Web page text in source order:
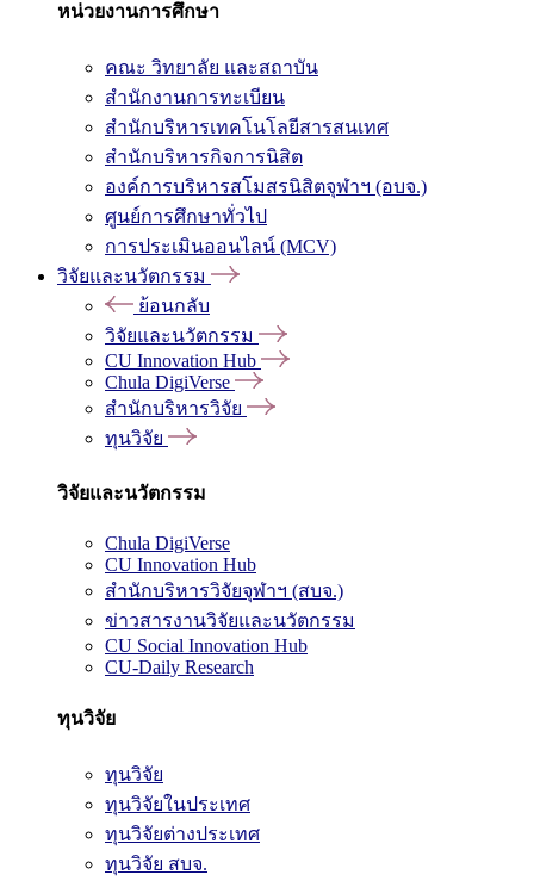
หน่วยงานการศึกษา
คณะ วิทยาลัย และสถาบัน
สำนักงานการทะเบียน
สำนักบริหารเทคโนโลยีสารสนเทศ
สำนักบริหารกิจการนิสิต
องค์การบริหารสโมสรนิสิตจุฬาฯ (อบจ.)
ศูนย์การศึกษาทั่วไป
การประเมินออนไลน์ (MCV)
วิจัยและนวัตกรรม
ย้อนกลับ
วิจัยและนวัตกรรม
CU Innovation Hub
Chula DigiVerse
สำนักบริหารวิจัย
ทุนวิจัย
วิจัยและนวัตกรรม
Chula DigiVerse
CU Innovation Hub
สำนักบริหารวิจัยจุฬาฯ (สบจ.)
ข่าวสารงานวิจัยและนวัตกรรม
CU Social Innovation Hub
CU-Daily Research
ทุนวิจัย
ทุนวิจัย
ทุนวิจัยในประเทศ
ทุนวิจัยต่างประเทศ
ทุนวิจัย สบจ.